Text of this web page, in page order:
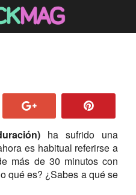
ha sufrido una
es habitual referirse a
más de 30 minutos con
qué es? ¿Sabes a qué se